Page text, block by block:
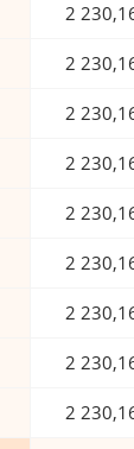
2
2
2
2
2
2
2
2
2